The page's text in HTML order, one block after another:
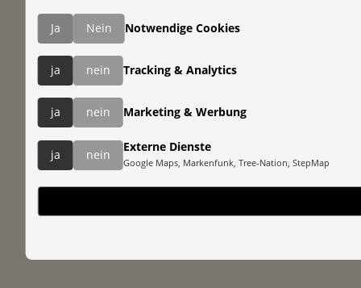
Ja Nein Notwendige Cookies
ja nein Tracking & Analytics
ja nein Marketing & Werbung
ja nein
Externe Dienste
Google Maps, Markenfunk, Tree-Nation, StepMap